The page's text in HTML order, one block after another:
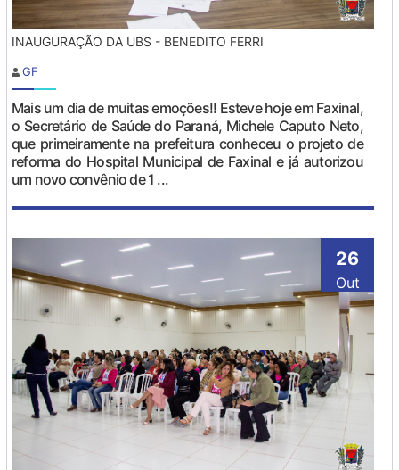
INAUGURAÇÃO DA UBS - BENEDITO FERRI
GF
Mais um dia de muitas emoções!! Esteve hoje em Faxinal,
o Secretário de Saúde do Paraná, Michele Caputo Neto,
que primeiramente na prefeitura conheceu o projeto de
reforma do Hospital Municipal de Faxinal e já autorizou
um novo convênio de 1 ...
26
Out